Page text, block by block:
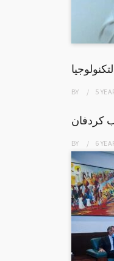
BY 5
كردفان
BY 6